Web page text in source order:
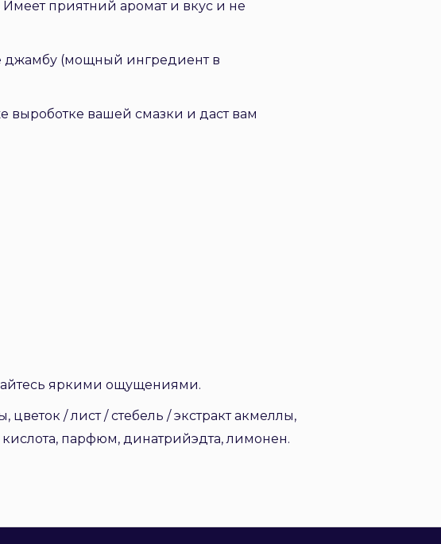
приятний аромат и вкус и не
джамбу (мощный ингредиент в
выроботке вашей смазки и даст вам
яркими ощущениями.
/ лист / стебель / экстракт акмеллы,
кислота, парфюм, динатрийэдта, лимонен.